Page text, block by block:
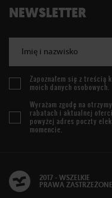
NEWSLETTER
Imię i nazwisko
Zapoznałem się z treścią
moich danych osobowych.
Wyrażam zgodę na
rabatach i aktualnej
powyżej adres poczty
momencie.
2017 - WSZELKIE
PRAWA ZASTRZEŻONE